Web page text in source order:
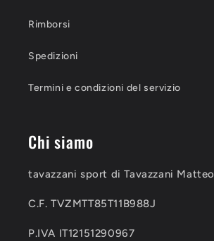
Rimborsi
Spedizioni
Termini e condizioni del servizio
Chi siamo
tavazzani sport di Tavazzani Matteo
C.F. TVZMTT85T11B988J
P.IVA IT12151290967